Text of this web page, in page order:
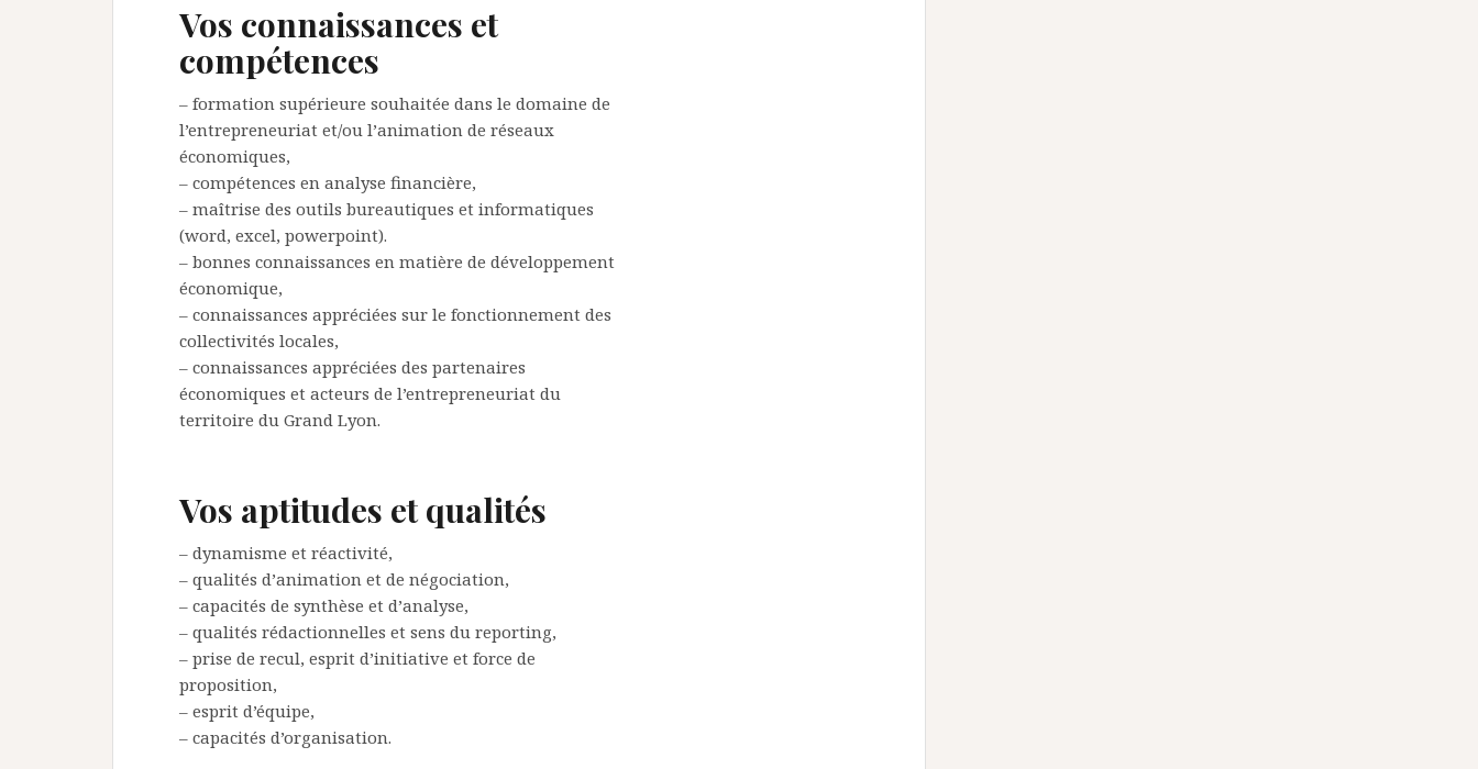
Vos connaissances et
compétences
– formation supérieure souhaitée dans le domaine de
l’entrepreneuriat et/ou l’animation de réseaux
économiques,
– compétences en analyse financière,
– maîtrise des outils bureautiques et informatiques
(word, excel, powerpoint).
– bonnes connaissances en matière de développement
économique,
– connaissances appréciées sur le fonctionnement des
collectivités locales,
– connaissances appréciées des partenaires
économiques et acteurs de l’entrepreneuriat du
territoire du Grand Lyon.
Vos aptitudes et qualités
– dynamisme et réactivité,
– qualités d’animation et de négociation,
– capacités de synthèse et d’analyse,
– qualités rédactionnelles et sens du reporting,
– prise de recul, esprit d’initiative et force de
proposition,
– esprit d’équipe,
– capacités d’organisation.